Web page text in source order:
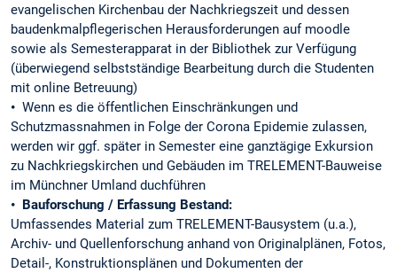
evangelischen Kirchenbau der Nachkriegszeit und dessen
baudenkmalpflegerischen Herausforderungen auf moodle
sowie als Semesterapparat in der Bibliothek zur Verfügung
(überwiegend selbstständige Bearbeitung durch die Studenten
mit online Betreuung)
• Wenn es die öffentlichen Einschränkungen und
Schutzmassnahmen in Folge der Corona Epidemie zulassen,
werden wir ggf. später in Semester eine ganztägige Exkursion
zu Nachkriegskirchen und Gebäuden im TRELEMENT-Bauweise
im Münchner Umland duchführen
• Bauforschung / Erfassung Bestand:
Umfassendes Material zum TRELEMENT-Bausystem (u.a.),
Archiv- und Quellenforschung anhand von Originalplänen, Fotos,
Detail-, Konstruktionsplänen und Dokumenten der